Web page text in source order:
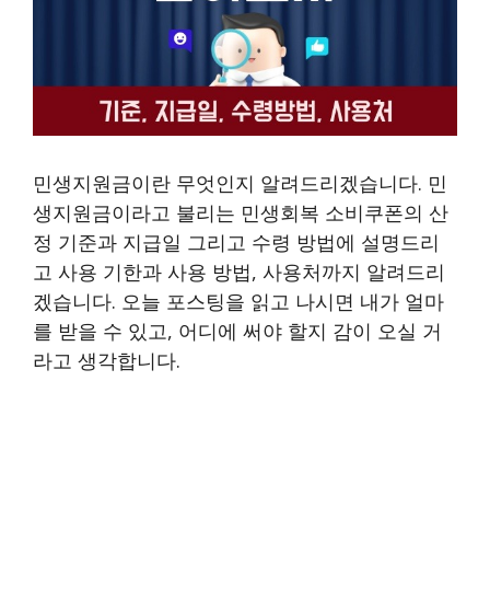
민생지원금이란 무엇인지 알려드리겠습니다. 민
생지원금이라고 불리는 민생회복 소비쿠폰의 산
정 기준과 지급일 그리고 수령 방법에 설명드리
고 사용 기한과 사용 방법, 사용처까지 알려드리
겠습니다. 오늘 포스팅을 읽고 나시면 내가 얼마
를 받을 수 있고, 어디에 써야 할지 감이 오실 거
라고 생각합니다.